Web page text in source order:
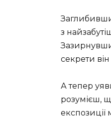
з
Зазирнувши
секрети він
А тепер
розумієш,